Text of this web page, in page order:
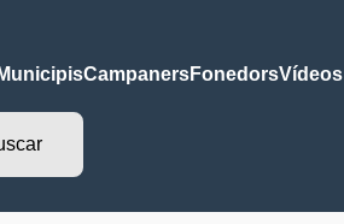
CampanersFonedorsVídeos